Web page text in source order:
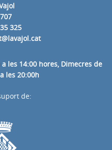
325
les 14:00 hores, Dimecres de
les 20:00h
de: